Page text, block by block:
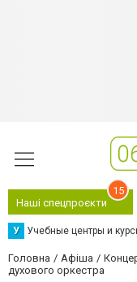
Наші спецпроєкти
15
У Учебные центры и
Головна Афіша
духового оркестра